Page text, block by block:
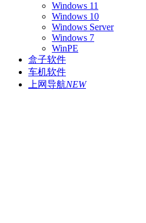
Windows 11
Windows 10
Windows Server
Windows 7
WinPE
盒子软件
车机软件
上网导航NEW